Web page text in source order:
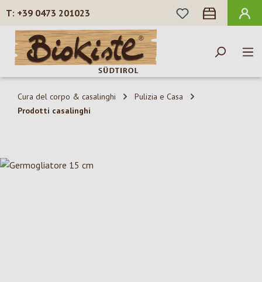
Passa al contenuto principale
+39 0473 201023
HAI 0 ARTICOLI
Cura del corpo & casalinghi
Pulizia e Casa
Prodotti casalinghi
Salta la galleria di immagini